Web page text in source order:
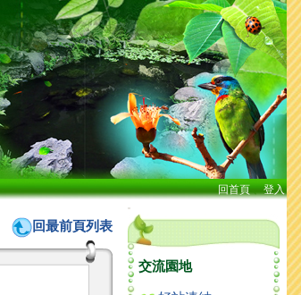
回首頁、登入
回最前頁列表
:::
交流園地